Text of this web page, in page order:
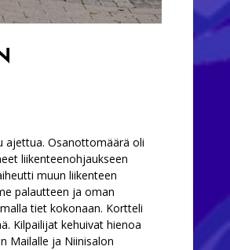
ajettua. Osanottomäärä oli
liikenteenohjaukseen
muun liikenteen
palautteen ja oman
tiet kokonaan. Kortteli
Kilpailijat kehuivat hienoa
Mailalle ja Niinisalon